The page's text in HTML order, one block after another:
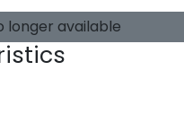
longer available